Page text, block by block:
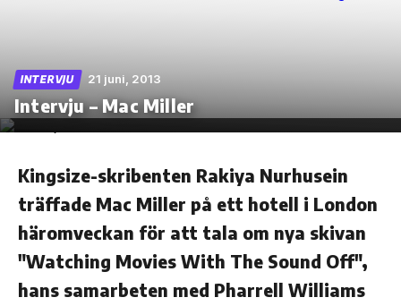
Skip
the
INTERVJU 21 juni, 2013
Intervju – Mac Miller
Kingsize-skribenten Rakiya Nurhusein
träffade Mac Miller på ett hotell i London
häromveckan för att tala om nya skivan
"Watching Movies With The Sound Off",
hans samarbeten med Pharrell Williams